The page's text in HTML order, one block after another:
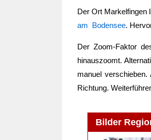
Der Ort Markelfingen
am Bodensee.
Der Zoom-Faktor
hinauszoomt.
manuel
Richtung.
Bilder